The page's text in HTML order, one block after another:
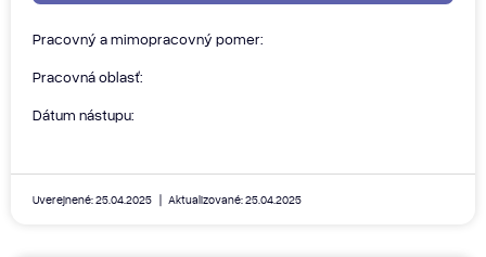
Pracovný a mimopracovný pomer:
Pracovná oblasť:
Dátum nástupu:
Uverejnené: 25.04.2025 Aktualizované: 25.04.2025